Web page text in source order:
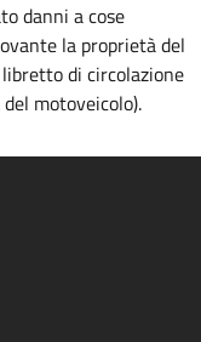
danni a cose
la proprietà del
di circolazione
motoveicolo).